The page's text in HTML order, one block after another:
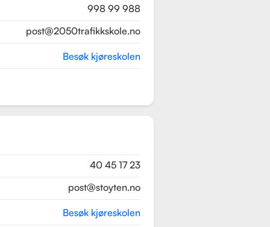
998 99 988
post@2050trafikkskole.no
Besøk kjøreskolen
40 45 17 23
post@stoyten.no
Besøk kjøreskolen